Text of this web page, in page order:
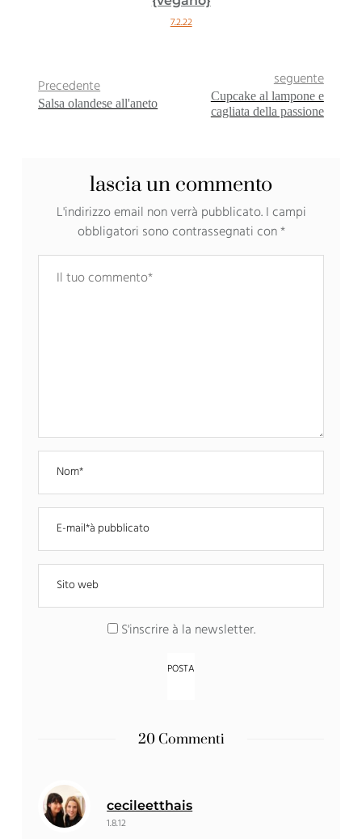
7.2.22
Precedente
Salsa olandese all'aneto
seguente
Cupcake al lampone e
cagliata della passione
lascia un commento
L'indirizzo email non verrà pubblicato. I campi
obbligatori sono contrassegnati con*
S'inscrire à la newsletter.
20 Commenti
cecileetthais
1.8.12